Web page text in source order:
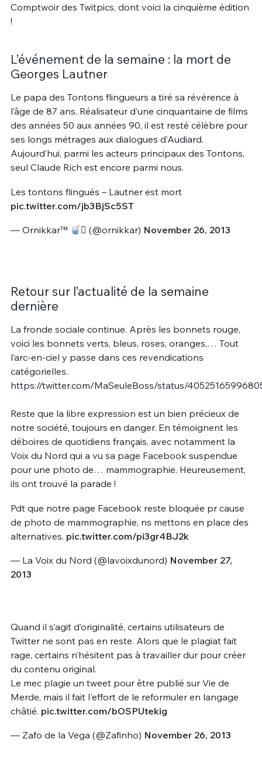
Comptwoir des Twitpics, dont voici la cinquième édition
!
L’événement de la semaine : la mort de
Georges Lautner
Le papa des Tontons flingueurs a tiré sa révérence à
l’âge de 87 ans. Réalisateur d’une cinquantaine de films
des années 50 aux années 90, il est resté célèbre pour
ses longs métrages aux dialogues d’Audiard.
Aujourd’hui, parmi les acteurs principaux des Tontons,
seul Claude Rich est encore parmi nous.
Les tontons flingués – Lautner est mort
pic.twitter.com/jb3BjSc5ST
— Ornikkar™  (@ornikkar) November 26, 2013
Retour sur l’actualité de la semaine
dernière
La fronde sociale continue. Après les bonnets rouge,
voici les bonnets verts, bleus, roses, oranges,… Tout
l’arc-en-ciel y passe dans ces revendications
catégorielles.
https://twitter.com/MaSeuleBoss/status/
Reste que la libre expression est un bien précieux de
notre société, toujours en danger. En témoignent les
déboires de quotidiens français, avec notamment la
Voix du Nord qui a vu sa page Facebook suspendue
pour une photo de… mammographie. Heureusement,
ils ont trouvé la parade !
Pdt que notre page Facebook reste bloquée pr cause
de photo de mammographie, ns mettons en place des
alternatives. pic.twitter.com/pi3gr4BJ2k
— La Voix du Nord (@lavoixdunord) November 27,
2013
Quand il s’agit d’originalité, certains utilisateurs de
Twitter ne sont pas en reste. Alors que le plagiat fait
rage, certains n’hésitent pas à travailler dur pour créer
du contenu original.
Le mec plagie un tweet pour être publié sur Vie de
Merde, mais il fait l'effort de le reformuler en langage
châtié. pic.twitter.com/bOSPUtekig
— Zafo de la Vega (@Zafinho) November 26, 2013